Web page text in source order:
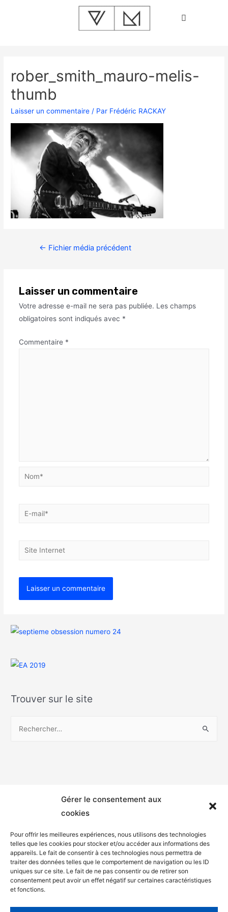
Gérer le consentement aux
cookies
Pour offrir les meilleures expériences, nous utilisons des technologies
telles que les cookies pour stocker et/ou accéder aux informations des
appareils. Le fait de consentir à ces technologies nous permettra de
traiter des données telles que le comportement de navigation ou les ID
uniques sur ce site. Le fait de ne pas consentir ou de retirer son
consentement peut avoir un effet négatif sur certaines caractéristiques
et fonctions.
rober_smith_mauro-melis-
thumb
Laisser un commentaire / Par Frédéric RACKAY
← Fichier média précédent
Laisser un commentaire
Votre adresse e-mail ne sera pas publiée. Les champs
obligatoires sont indiqués avec *
Commentaire *
Trouver sur le site
Mentions légales
Politique de confidentialité